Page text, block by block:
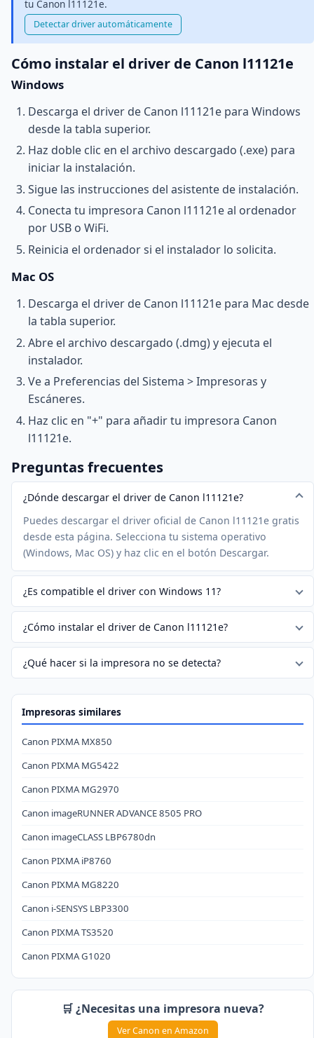
tu Canon l11121e.
Detectar driver automáticamente
Cómo instalar el driver de Canon l11121e
Windows
Descarga el driver de Canon l11121e para Windows
desde la tabla superior.
Haz doble clic en el archivo descargado (.exe) para
iniciar la instalación.
Sigue las instrucciones del asistente de instalación.
Conecta tu impresora Canon l11121e al ordenador
por USB o WiFi.
Reinicia el ordenador si el instalador lo solicita.
Mac OS
Descarga el driver de Canon l11121e para Mac desde
la tabla superior.
Abre el archivo descargado (.dmg) y ejecuta el
instalador.
Ve a Preferencias del Sistema > Impresoras y
Escáneres.
Haz clic en "+" para añadir tu impresora Canon
l11121e.
Preguntas frecuentes
¿Dónde descargar el driver de Canon l11121e?
Puedes descargar el driver oficial de Canon l11121e gratis
desde esta página. Selecciona tu sistema operativo
(Windows, Mac OS) y haz clic en el botón Descargar.
¿Es compatible el driver con Windows 11?
¿Cómo instalar el driver de Canon l11121e?
¿Qué hacer si la impresora no se detecta?
Impresoras similares
Canon PIXMA MX850
Canon PIXMA MG5422
Canon PIXMA MG2970
Canon imageRUNNER ADVANCE 8505 PRO
Canon imageCLASS LBP6780dn
Canon PIXMA iP8760
Canon PIXMA MG8220
Canon i-SENSYS LBP3300
Canon PIXMA TS3520
Canon PIXMA G1020
🛒 ¿Necesitas una impresora nueva?
Ver Canon en Amazon